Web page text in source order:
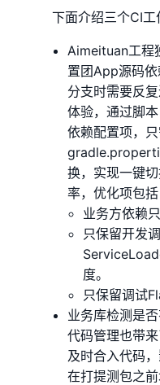
下面介绍三个CI工
Aimeituan工程
置团App源码
分支时需要反
体验，通过脚
依赖配置项，
换，实现一键
率，优化项包括
业务方依赖
只保留开发
度。
只保留调试
业务库检测是
代码管理也带
及时合入代码
在打提测包之